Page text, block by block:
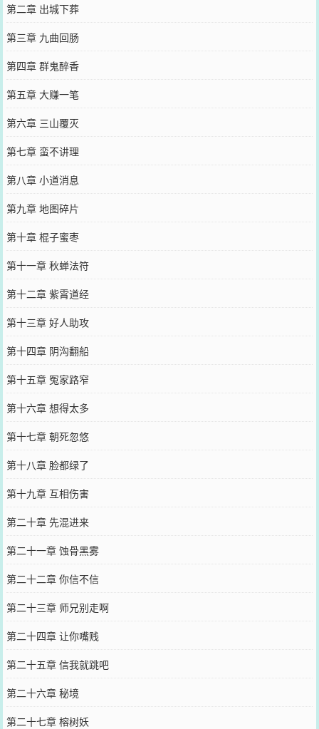
第二章 出城下葬
第三章 九曲回肠
第四章 群鬼醉香
第五章 大赚一笔
第六章 三山覆灭
第七章 蛮不讲理
第八章 小道消息
第九章 地图碎片
第十章 棍子蜜枣
第十一章 秋蝉法符
第十二章 紫霄道经
第十三章 好人助攻
第十四章 阴沟翻船
第十五章 冤家路窄
第十六章 想得太多
第十七章 朝死忽悠
第十八章 脸都绿了
第十九章 互相伤害
第二十章 先混进来
第二十一章 蚀骨黑雾
第二十二章 你信不信
第二十三章 师兄别走啊
第二十四章 让你嘴贱
第二十五章 信我就跳吧
第二十六章 秘境
第二十七章 榕树妖